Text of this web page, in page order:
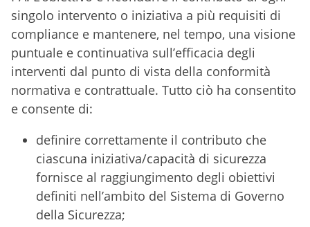
singolo intervento o iniziativa a più requisiti di
compliance e mantenere, nel tempo, una visione
puntuale e continuativa sull’efficacia degli
interventi dal punto di vista della conformità
normativa e contrattuale. Tutto ciò ha consentito
e consente di:
definire correttamente il contributo che
ciascuna iniziativa/capacità di sicurezza
fornisce al raggiungimento degli obiettivi
definiti nell’ambito del Sistema di Governo
della Sicurezza;